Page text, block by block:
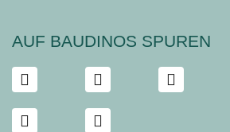
AUF BAUDINOS SPUREN